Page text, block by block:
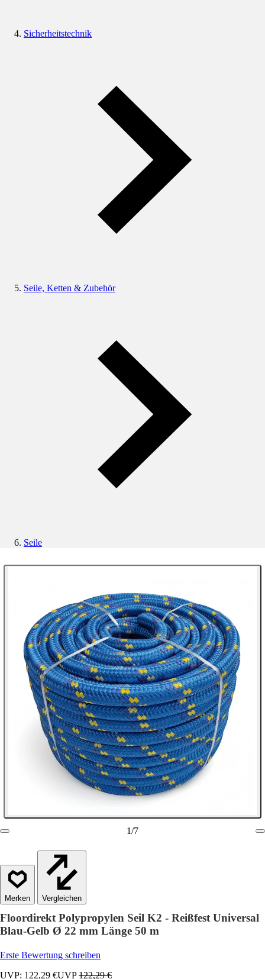
Sicherheitstechnik
Seile, Ketten & Zubehör
Seile
1/7
Vergleichen
Floordirekt Polypropylen Seil K2 - Reißfest Universal
Blau-Gelb Ø 22 mm Länge 50 m
Erste Bewertung schreiben
UVP: 122,29 €UVP122,29 €